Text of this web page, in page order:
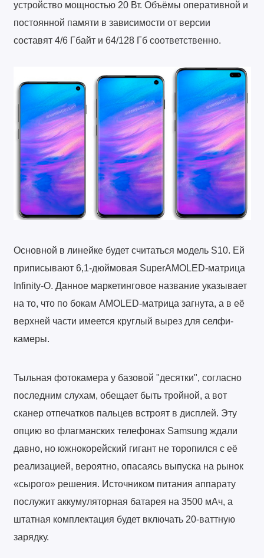
устройство мощностью 20 Вт. Объёмы оперативной и
постоянной памяти в зависимости от версии
составят 4/6 Гбайт и 64/128 Гб соответственно.
Основной в линейке будет считаться модель S10. Ей
приписывают 6,1-дюймовая SuperAMOLED-матрица
Infinity-O. Данное маркетинговое название указывает
на то, что по бокам AMOLED-матрица загнута, а в её
верхней части имеется круглый вырез для селфи-
камеры.
Тыльная фотокамера у базовой "десятки", согласно
последним слухам, обещает быть тройной, а вот
сканер отпечатков пальцев встроят в дисплей. Эту
опцию во флагманских телефонах Samsung ждали
давно, но южнокорейский гигант не торопился с её
реализацией, вероятно, опасаясь выпуска на рынок
«сырого» решения. Источником питания аппарату
послужит аккумуляторная батарея на 3500 мАч, а
штатная комплектация будет включать 20-ваттную
зарядку.